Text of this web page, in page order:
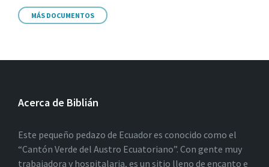
MÁS DOCUMENTOS
Acerca de Biblián
Este pequeño pedazo de Ecuador es conocido como el
“Cantón Verde del Austro Ecuatoriano”. Con gente muy
trabajadora y hospitalaria, es un sitio lleno de encanto e